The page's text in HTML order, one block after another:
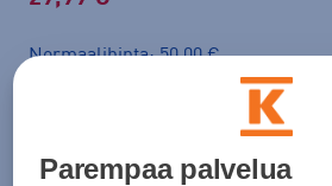
Normaalihinta: 50,00 €
Lisätietoa
Parempaa palvelua